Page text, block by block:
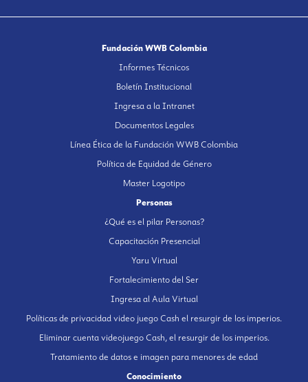
Fundación WWB Colombia
Informes Técnicos
Boletín Institucional
Ingresa a la Intranet
Documentos Legales
Línea Ética de la Fundación WWB Colombia
Política de Equidad de Género
Master Logotipo
Personas
¿Qué es el pilar Personas?
Capacitación Presencial
Yaru Virtual
Fortalecimiento del Ser
Ingresa al Aula Virtual
Políticas de privacidad video juego Cash el resurgir de los imperios.
Eliminar cuenta videojuego Cash, el resurgir de los imperios.
Tratamiento de datos e imagen para menores de edad
Conocimiento